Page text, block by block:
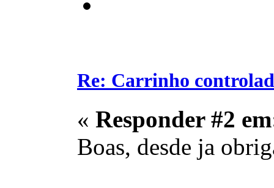
Re: Carrinho
« Responder #2
Boas, desde ja